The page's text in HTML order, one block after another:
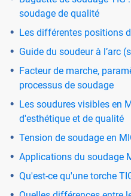
soudage de qualité
Les différentes positions
Guide du soudeur à l’arc
Facteur de marche,
processus de soudage
Les soudures visibles en
d'esthétique et de qualité
Tension de soudage en
Applications du soudage
Qu'est-ce qu'une torche